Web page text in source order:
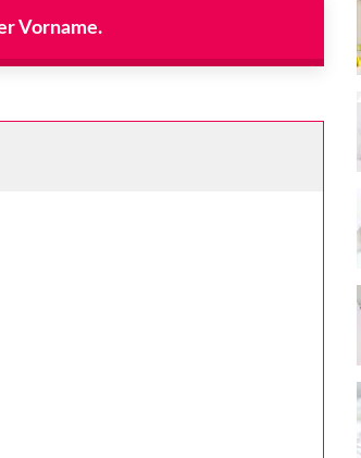
Vorname.